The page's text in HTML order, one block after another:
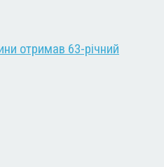
отримав 63-річний